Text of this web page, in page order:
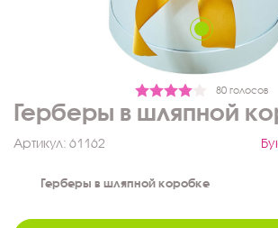
80 голосов
Герберы в шляпной
Артикул: 61162
Герберы в шляпной коробке